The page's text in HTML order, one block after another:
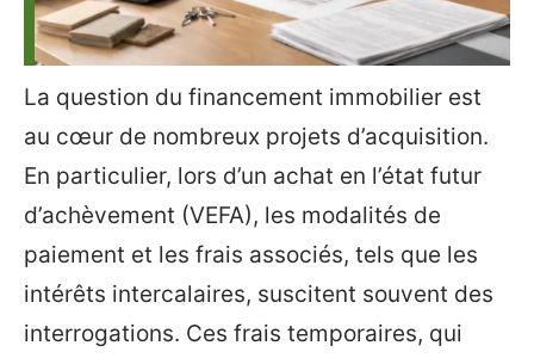
La question du financement immobilier est
au cœur de nombreux projets d’acquisition.
En particulier, lors d’un achat en l’état futur
d’achèvement (VEFA), les modalités de
paiement et les frais associés, tels que les
intérêts intercalaires, suscitent souvent des
interrogations. Ces frais temporaires, qui